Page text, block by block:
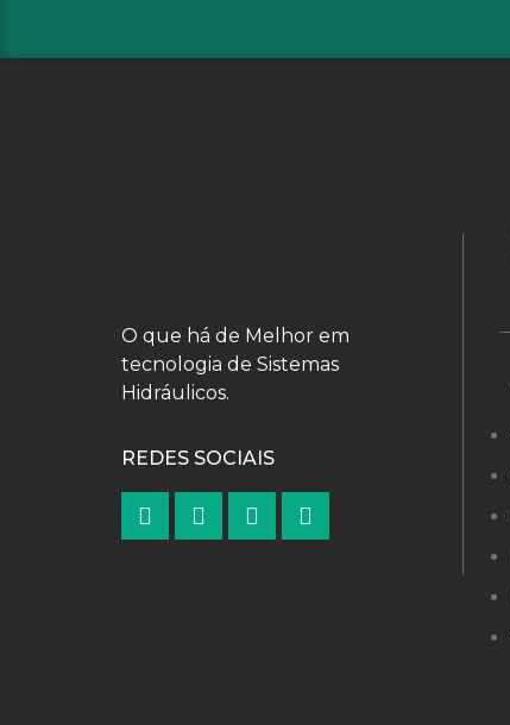
O que há de Melhor em
tecnologia de Sistemas
Hidráulicos.
REDES SOCIAIS